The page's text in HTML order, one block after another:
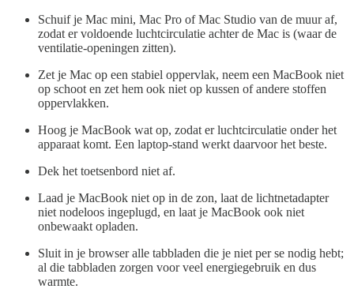
Schuif je Mac mini, Mac Pro of Mac Studio van de muur af,
zodat er voldoende luchtcirculatie achter de Mac is (waar de
ventilatie-openingen zitten).
Zet je Mac op een stabiel oppervlak, neem een MacBook niet
op schoot en zet hem ook niet op kussen of andere stoffen
oppervlakken.
Hoog je MacBook wat op, zodat er luchtcirculatie onder het
apparaat komt. Een laptop-stand werkt daarvoor het beste.
Dek het toetsenbord niet af.
Laad je MacBook niet op in de zon, laat de lichtnetadapter
niet nodeloos ingeplugd, en laat je MacBook ook niet
onbewaakt opladen.
Sluit in je browser alle tabbladen die je niet per se nodig hebt;
al die tabbladen zorgen voor veel energiegebruik en dus
warmte.